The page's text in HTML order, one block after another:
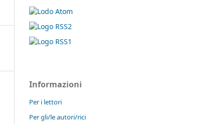
Informazioni
Per i lettori
Per gli/le autori/rici